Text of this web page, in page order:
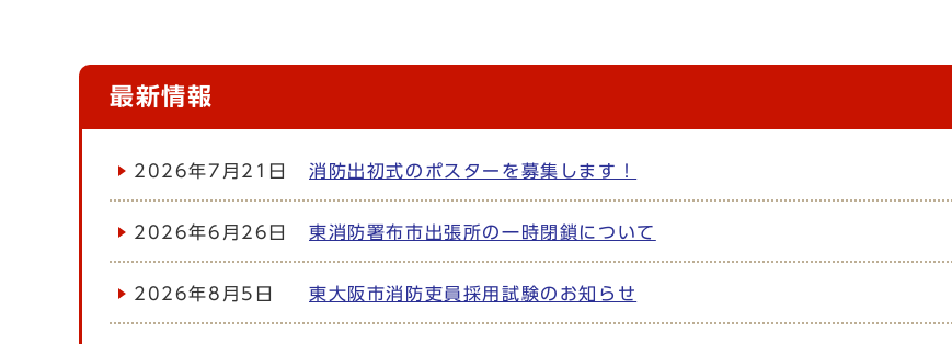
最新情報
2026年7月21日 消防出初式のポスターを募集します！
2026年6月26日 東消防署布市出張所の一時閉鎖について
2026年8月5日 東大阪市消防吏員採用試験のお知らせ